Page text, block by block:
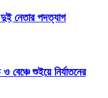
নেতার পদত্যাগ
বেঞ্চে শুইয়ে নির্যাতনের